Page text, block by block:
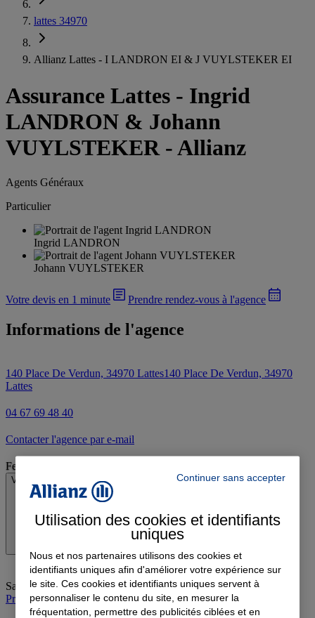
lattes 34970
Allianz Lattes - I LANDRON EI & J VUYLSTEKER EI
Assurance Lattes - Ingrid
LANDRON & Johann
VUYLSTEKER - Allianz
Agents Généraux
Particulier
Ingrid LANDRON
Johann VUYLSTEKER
Votre devis en 1 minute Prendre rendez-vous à l'agence
Informations de l'agence
140 Place De Verdun, 34970 Lattes140 Place De Verdun, 34970
Lattes
04 67 69 48 40
Contacter l'agence par e-mail
Fermé
Voir les horaires
Samedi : Fermé
Prendre rendez-vous à l'agence
Continuer sans accepter
Utilisation des cookies et identifiants
uniques
Nous et nos partenaires utilisons des cookies et
identifiants uniques afin d'améliorer votre expérience sur
le site. Ces cookies et identifiants uniques servent à
personnaliser le contenu du site, en mesurer la
fréquentation, permettre des publicités ciblées et en